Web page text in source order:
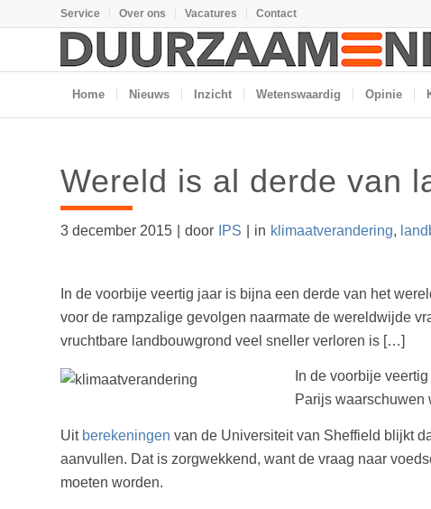
Service Over ons Vacatures Contact
Home Nieuws Inzicht Wetenswaardig Opinie
Wereld is al derde van
3 december 2015 door IPS in klimaatverandering,
In de voorbije veertig jaar is bijna een derde van het
voor de rampzalige gevolgen naarmate de wereldwijde
vruchtbare landbouwgrond veel sneller verloren is […]
In de voorbije
Parijs waarschuwen
Uit berekeningen van de Universiteit van Sheffield blijkt
aanvullen. Dat is zorgwekkend, want de vraag naar
moeten worden.